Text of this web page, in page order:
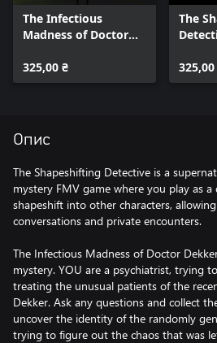
The Infectious
Madness of Doctor
325,00 ₴
The
Опис
The Shapeshifting Detective is a
mystery FMV game where you play as a
shapeshift into other characters,
conversations and private encounters.
The Infectious Madness of Doctor
mystery. YOU are a psychiatrist, trying
treating the unusual patients of the
Dekker. Ask any questions and collect
uncover the identity of the randomly
trying to figure out the chaos that was